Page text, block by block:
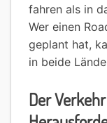
fahren als in
Wer einen
geplant hat,
in beide
Der